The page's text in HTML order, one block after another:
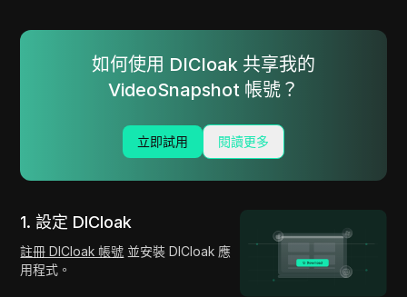
如何使用 DICloak 共享我的
VideoSnapshot 帳號？
立即試用 閱讀更多
1. 設定 DICloak
註冊 DICloak 帳號 並安裝 DICloak 應
用程式。